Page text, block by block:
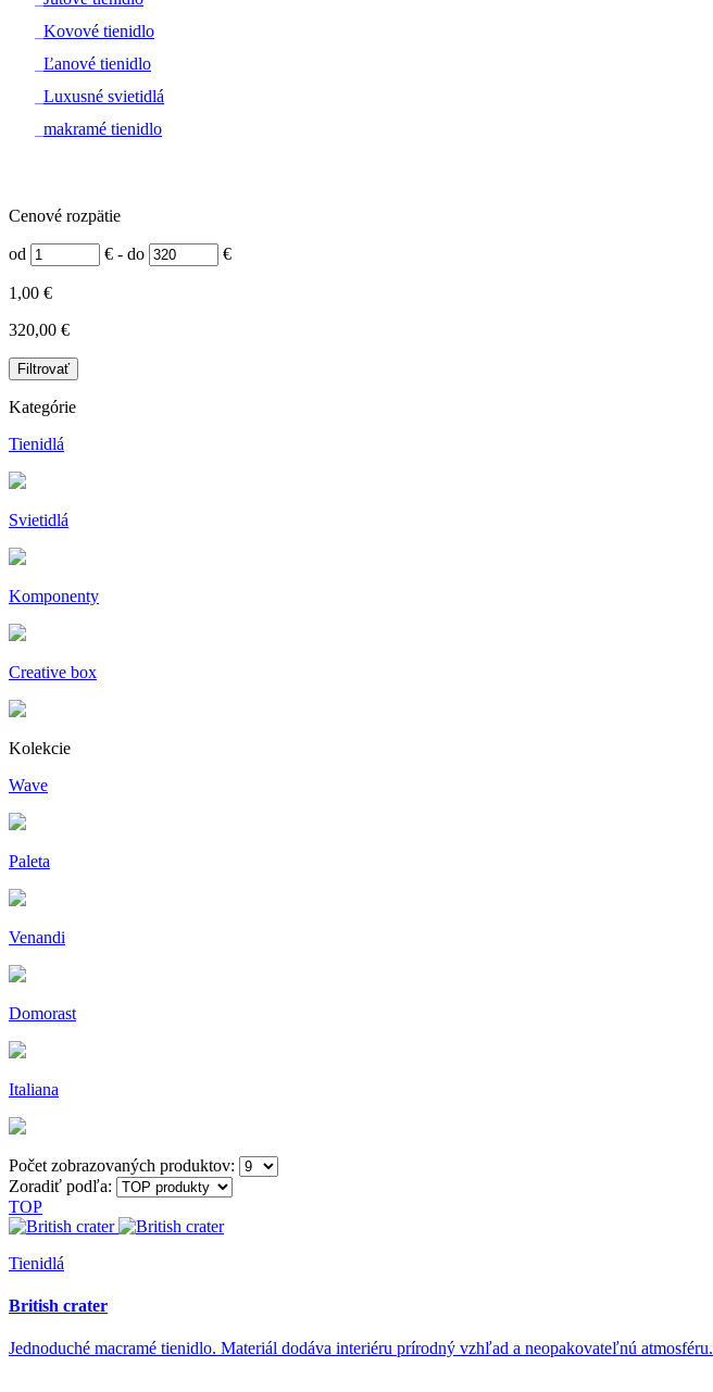
Kovové tienidlo
Ľanové tienidlo
Luxusné svietidlá
makramé tienidlo
Cenové rozpätie
od € - do €
1,00 €
320,00 €
Filtrovať
Kategórie
Tienidlá
Svietidlá
Komponenty
Creative box
Kolekcie
Wave
Paleta
Venandi
Domorast
Italiana
Počet zobrazovaných produktov:
Zoradiť podľa:
TOP
Tienidlá
British crater
Jednoduché macramé tienidlo. Materiál dodáva interiéru prírodný vzhľad a neopakovateľnú atmosféru.